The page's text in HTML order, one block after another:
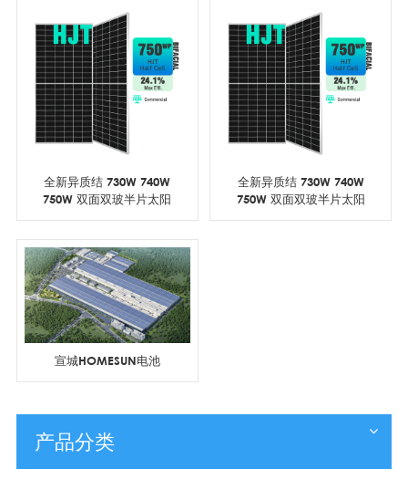
全新异质结 730W 740W
750W 双面双玻半片太阳
全新异质结 730W 740W
750W 双面双玻半片太阳
宣城HOMESUN电池
产品分类